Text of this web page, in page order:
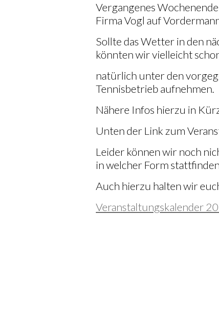
Vergangenes
Firma Vogl auf
Sollte das Wetter in den
könnten wir vielleicht
natürlich unter den
Tennisbetrieb aufnehmen.
Nähere Infos hierzu in
Unten der Link zum
Leider können wir noch
in welcher Form
Auch hierzu halten wir
Veranstaltungskalender